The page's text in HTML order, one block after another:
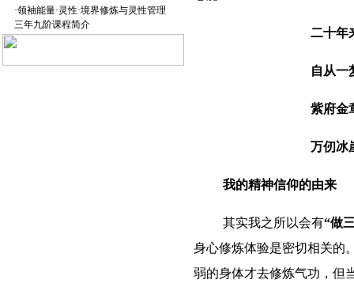
·领袖能量·灵性·境界修炼与灵性管理
三年九阶课程简介
二十年
自从一
紫府金
万仞冰
我的精神信仰的由来
其实我之所以会有“做
身心修炼体验是密切相关的
弱的身体才去修炼气功，但